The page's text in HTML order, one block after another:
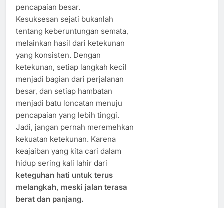
pencapaian besar.
Kesuksesan sejati bukanlah
tentang keberuntungan semata,
melainkan hasil dari ketekunan
yang konsisten. Dengan
ketekunan, setiap langkah kecil
menjadi bagian dari perjalanan
besar, dan setiap hambatan
menjadi batu loncatan menuju
pencapaian yang lebih tinggi.
Jadi, jangan pernah meremehkan
kekuatan ketekunan. Karena
keajaiban yang kita cari dalam
hidup sering kali lahir dari
keteguhan hati untuk terus
melangkah, meski jalan terasa
berat dan panjang.